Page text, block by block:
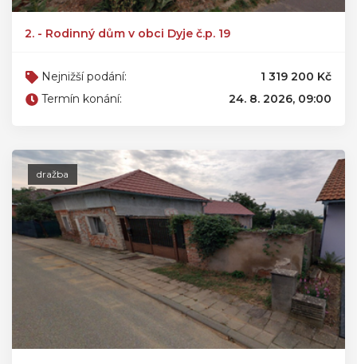
2. - Rodinný dům v obci Dyje č.p. 19
Nejnižší podání:
1 319 200 Kč
Termín konání:
24. 8. 2026, 09:00
dražba